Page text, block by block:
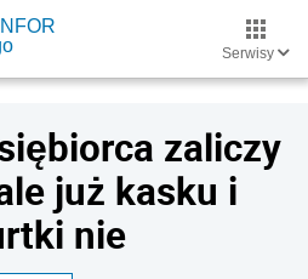
Serwisy
zaliczy
już kasku i
nie